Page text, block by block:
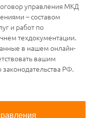
управления МКД
– составом
и работ по
техдокументации.
в нашем онлайн-
вашим
РФ.